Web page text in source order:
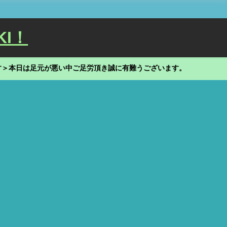
！
本日は足元が悪い中ご足労頂き誠に有難うございます。